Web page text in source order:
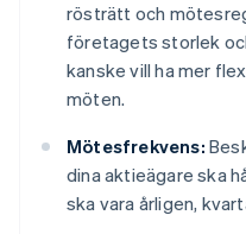
rösträtt och
företagets storlek
kanske vill ha mer
möten.
Mötesfrekvens:
dina aktieägare ska
ska vara årligen,